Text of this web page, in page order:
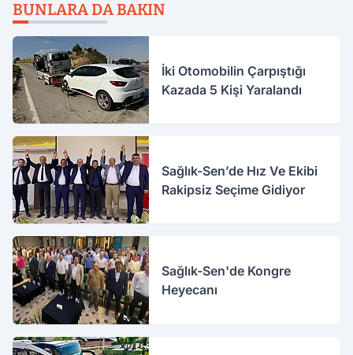
BUNLARA DA BAKIN
İki Otomobilin Çarpıştığı
Kazada 5 Kişi Yaralandı
Sağlık-Sen’de Hız Ve Ekibi
Rakipsiz Seçime Gidiyor
Sağlık-Sen'de Kongre
Heyecanı